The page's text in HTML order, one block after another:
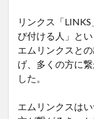
リンクス「
び付ける人」とい
エムリンクスと
げ、多くの方に
した。
エムリンクスは